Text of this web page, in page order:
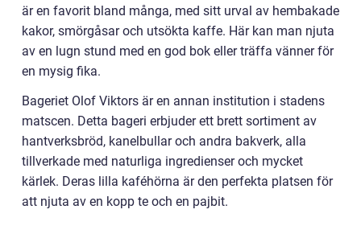
är en favorit bland många, med sitt urval av hembakade
kakor, smörgåsar och utsökta kaffe. Här kan man njuta
av en lugn stund med en god bok eller träffa vänner för
en mysig fika.
Bageriet Olof Viktors är en annan institution i stadens
matscen. Detta bageri erbjuder ett brett sortiment av
hantverksbröd, kanelbullar och andra bakverk, alla
tillverkade med naturliga ingredienser och mycket
kärlek. Deras lilla kaféhörna är den perfekta platsen för
att njuta av en kopp te och en pajbit.